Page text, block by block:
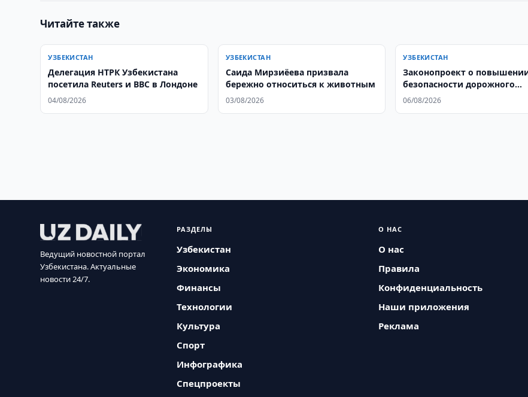
Читайте также
УЗБЕКИСТАН
Делегация НТРК Узбекистана
посетила Reuters и BBC в Лондоне
04/08/2026
УЗБЕКИСТАН
Саида Мирзиёева призвала
бережно относиться к животным
03/08/2026
УЗБЕКИСТАН
Законопроект о
безопасности дорожного
движения направлен в Сенат
06/08/2026
Ведущий новостной портал
Узбекистана. Актуальные
новости 24/7.
РАЗДЕЛЫ
Узбекистан
Экономика
Финансы
Технологии
Культура
Спорт
Инфографика
Спецпроекты
О НАС
О нас
Правила
Конфиденциальность
Наши приложения
Реклама